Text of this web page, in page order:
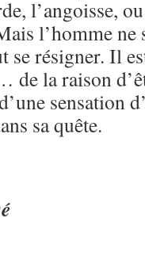
l’angoisse,
l’homme ne
se résigner. Il
de la raison
sensation
sa quête.